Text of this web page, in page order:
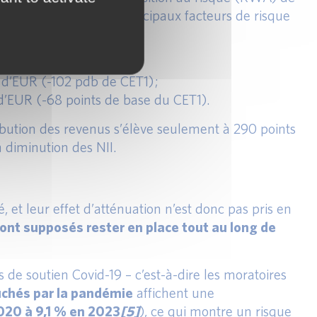
du ratio CET1. Les principaux facteurs de risque
les suivants :
(-102 pdb de CET1) ;
(-68 points de base du CET1).
des revenus s’élève seulement à 290 points
diminution des NII.
et leur effet d’atténuation n’est donc pas pris en
supposés rester en place tout au long de
soutien Covid-19 – c’est-à-dire les moratoires
par la pandémie affichent une
à 9,1 % en 2023[5]), ce qui montre un risque